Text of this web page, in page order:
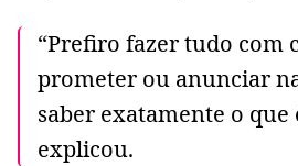
“Prefiro fazer tudo com
prometer ou anunciar
saber exatamente o que
explicou.